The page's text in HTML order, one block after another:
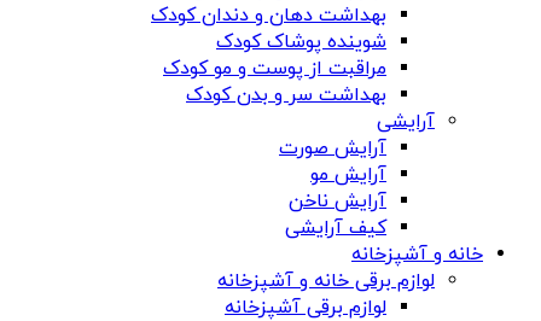
بهداشت دهان و دندان کودک
شوینده پوشاک کودک
مراقبت از پوست و مو کودک
بهداشت سر و بدن کودک
آرایشی
آرایش صورت
آرایش مو
آرایش ناخن
کیف آرایشی
خانه و آشپزخانه
لوازم برقی خانه و آشپزخانه
لوازم برقی آشپزخانه